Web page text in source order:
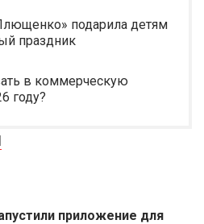
подарила детям
праздник
в коммерческую
году?
приложение для